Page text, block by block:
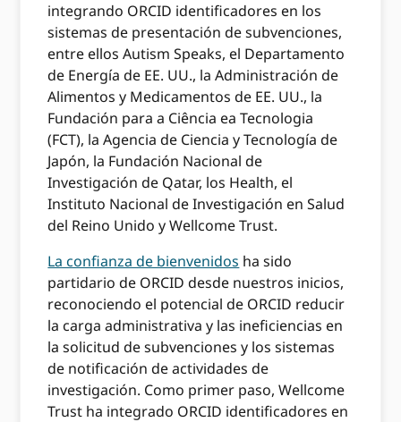
integrando ORCID identificadores en los
sistemas de presentación de subvenciones,
entre ellos Autism Speaks, el Departamento
de Energía de EE. UU., la Administración de
Alimentos y Medicamentos de EE. UU., la
Fundación para a Ciência ea Tecnologia
(FCT), la Agencia de Ciencia y Tecnología de
Japón, la Fundación Nacional de
Investigación de Qatar, los Health, el
Instituto Nacional de Investigación en Salud
del Reino Unido y Wellcome Trust.
La confianza de bienvenidos ha sido
partidario de ORCID desde nuestros inicios,
reconociendo el potencial de ORCID reducir
la carga administrativa y las ineficiencias en
la solicitud de subvenciones y los sistemas
de notificación de actividades de
investigación. Como primer paso, Wellcome
Trust ha integrado ORCID identificadores en